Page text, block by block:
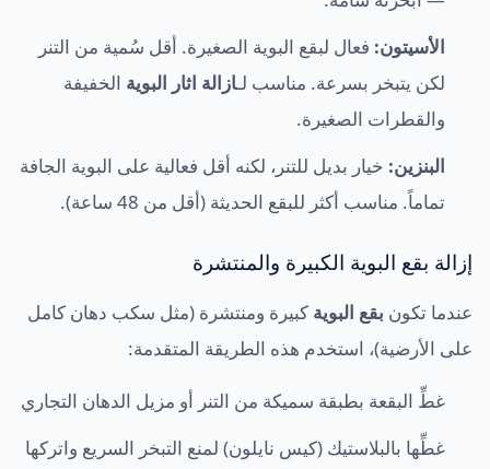
الأسيتون: فعال لبقع البوية الصغيرة. أقل سُمية من التنر
لكن يتبخر بسرعة. مناسب لـازالة اثار البوية الخفيفة
والقطرات الصغيرة.
البنزين: خيار بديل للتنر، لكنه أقل فعالية على البوية الجافة
تماماً. مناسب أكثر للبقع الحديثة (أقل من 48 ساعة).
إزالة بقع البوية الكبيرة والمنتشرة
عندما تكون بقع البوية كبيرة ومنتشرة (مثل سكب دهان كامل
على الأرضية)، استخدم هذه الطريقة المتقدمة:
غطِّ البقعة بطبقة سميكة من التنر أو مزيل الدهان التجاري
غطِّها بالبلاستيك (كيس نايلون) لمنع التبخر السريع واتركها